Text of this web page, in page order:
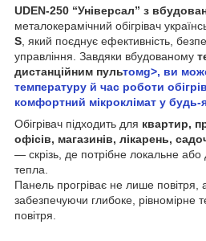
UDEN-250 “Універсал” з
металокерамічний обігрівач
S , який поєднує ефективність,
управління. Завдяки вбудованому
дистанційним пультомg>, ви
температуру й час роботи
комфортний мікроклімат у будь-
Обігрівач підходить для квартир,
офісів, магазинів, лікарень,
— скрізь, де потрібне локальне
тепла.
Панель прогріває не лише повітря,
забезпечуючи глибоке, рівномірне
повітря.